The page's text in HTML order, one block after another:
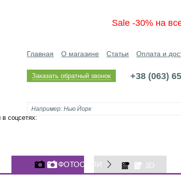
Sale -30% на
Главная О магазине Статьи Оплата и
Заказать обратный звонок +38 (063)
соцсетях:
ФОТООБОИ 3D